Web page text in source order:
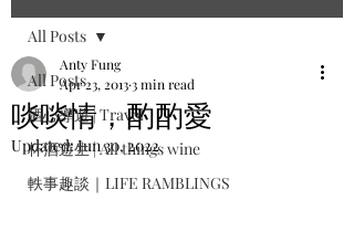
All Posts
酒心導遊 | Travel
杯酒遊生 | All things wine
軼事趣談｜LIFE RAMBLINGS
All Posts
啖啖情，酌酌愛
Anty Fung
Apr 23, 20133 min read
Updated:Jun 30, 2022